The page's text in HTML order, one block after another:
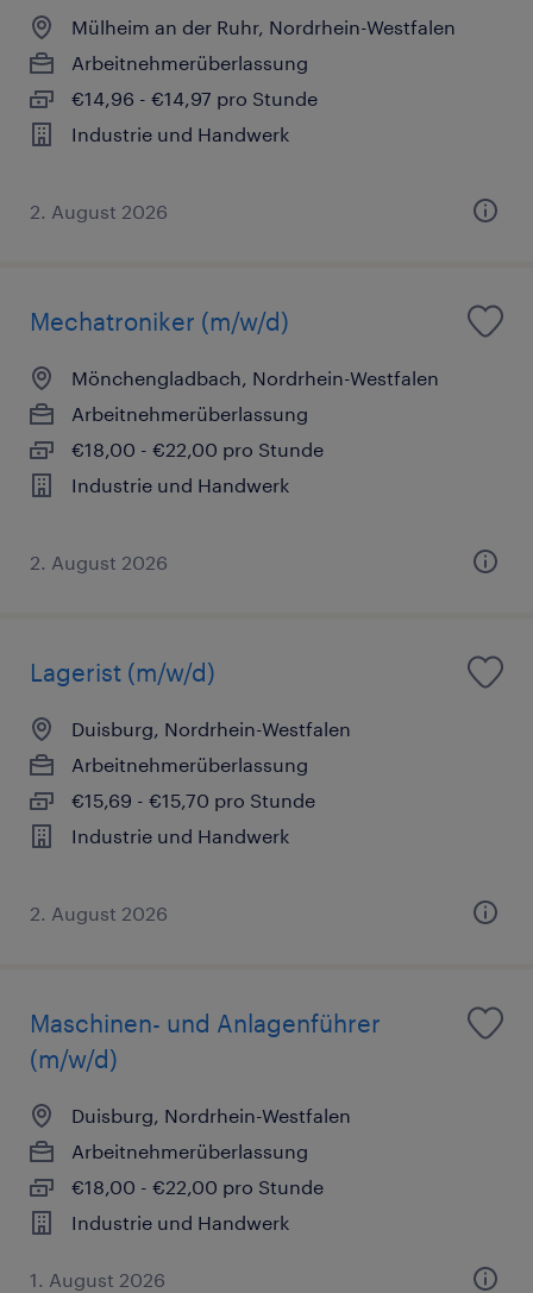
Mülheim an der Ruhr, Nordrhein-Westfalen
Arbeitnehmerüberlassung
€14,96 - €14,97 pro Stunde
Industrie und Handwerk
2. August 2026
Mechatroniker (m/w/d)
Mönchengladbach, Nordrhein-Westfalen
Arbeitnehmerüberlassung
€18,00 - €22,00 pro Stunde
Industrie und Handwerk
2. August 2026
Lagerist (m/w/d)
Duisburg, Nordrhein-Westfalen
Arbeitnehmerüberlassung
€15,69 - €15,70 pro Stunde
Industrie und Handwerk
2. August 2026
Maschinen- und Anlagenführer
(m/w/d)
Duisburg, Nordrhein-Westfalen
Arbeitnehmerüberlassung
€18,00 - €22,00 pro Stunde
Industrie und Handwerk
1. August 2026